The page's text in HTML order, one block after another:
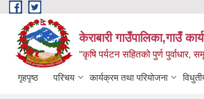
Skip to main content
केराबारी गाउँपालिका,गाउँ
"कृषि पर्यटन सहितको पुर्ण पुर्वाधार,
गृहपृष्ठ परिचय कार्यक्रम तथा परियोजना